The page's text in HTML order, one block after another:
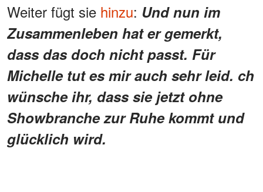
Weiter fügt sie hinzu: Und nun im
Zusammenleben hat er gemerkt,
dass das doch nicht passt. Für
Michelle tut es mir auch sehr leid. ch
wünsche ihr, dass sie jetzt ohne
Showbranche zur Ruhe kommt und
glücklich wird.